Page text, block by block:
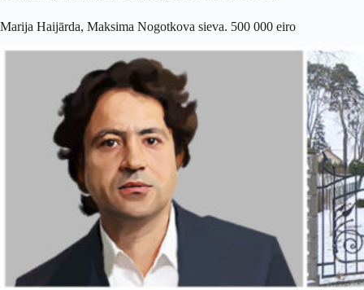
Marija Haijārda, Maksima Nogotkova sieva. 500 000 eiro